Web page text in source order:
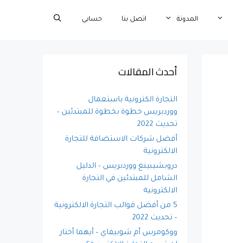
المدونة اتصل بنا حسابي
أحدث المقالات
التجارة الكترونية باستعمال
ووردبريس خطوة بخطوة للمبتدئين –
تحديث 2022
أفضل شركات الاستضافة للتجارة
الالكترونية
دروبشيبينغ ووردبريس – الدليل
الشامل للمبتدئين في التجارة
الالكترونية
5 من أفضل قوالب التجارة الالكترونية
– تحديث 2022
ووكومرس أم شوبيفاي – أيهما أختار